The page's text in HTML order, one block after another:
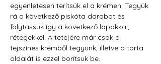
egyenletesen terítsük el a krémen. Tegyük
rá a következő piskóta darabot és
folytassuk így a következő lapokkal,
rétegekkel. A tetejére már csak a
tejszínes krémből tegyünk, illetve a torta
oldalát is ezzel borítsuk be.